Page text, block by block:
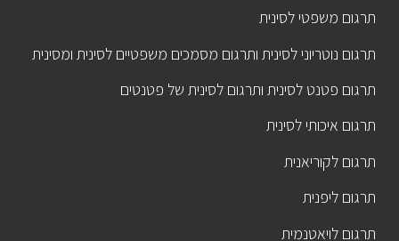
תרגום משפטי לסינית
תרגום נוטריוני לסינית ותרגום מסמכים משפטיים לסינית ומסינית
תרגום פטנט לסינית ותרגום לסינית של פטנטים
תרגום איכותי לסינית
תרגום לקוריאנית
תרגום ליפנית
תרגום לויאטנמית